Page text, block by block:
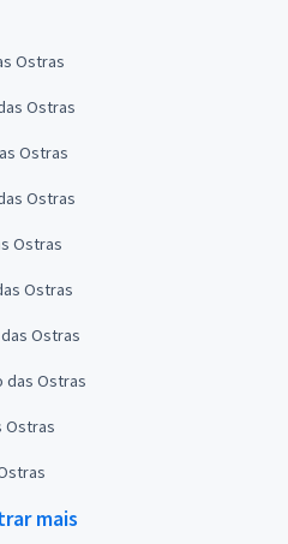
Ostras
Ostras
Ostras
Ostras
Ostras
Ostras
Ostras
das Ostras
Ostras
mais